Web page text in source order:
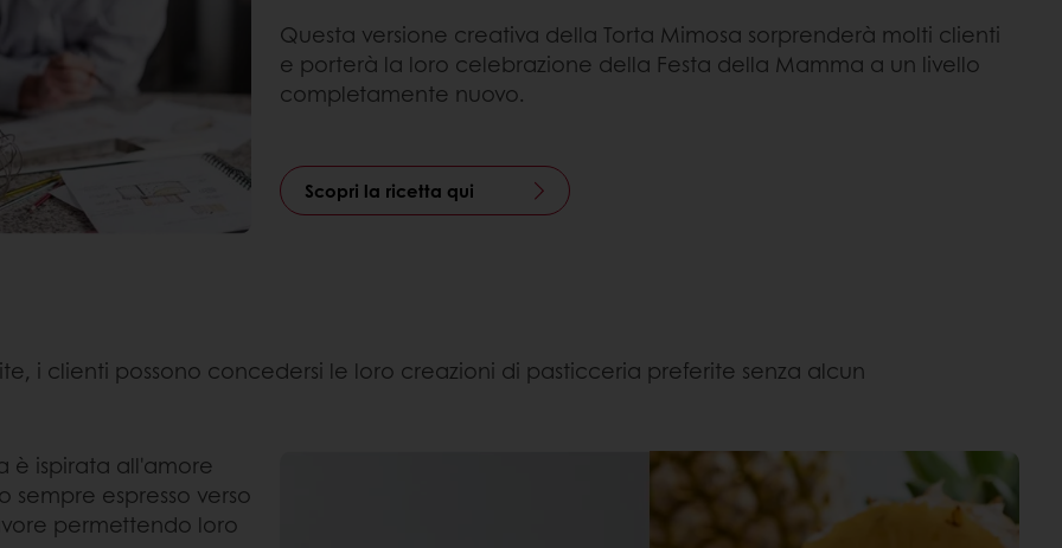
Questa versione creativa della Torta Mimosa sorprenderà molti clienti
e porterà la loro celebrazione della Festa della Mamma a un livello
completamente nuovo.
Scopri la ricetta qui
i clienti possono concedersi le loro creazioni di pasticceria preferite senza alcun
è ispirata all'amore
espresso verso
permettendo loro